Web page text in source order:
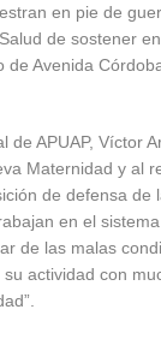
en pie de
de sostener
de Avenida
de APUAP, Víctor
Maternidad y al
de defensa de
en el
de las malas
actividad con